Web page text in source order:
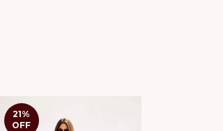
21%
OFF